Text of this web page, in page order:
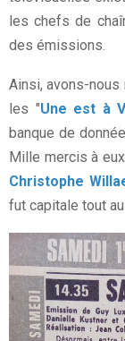
les chefs de
des émissions.
Ainsi, avons-nous
les "Une est à
banque de
Mille mercis à
Christophe
fut capitale tout